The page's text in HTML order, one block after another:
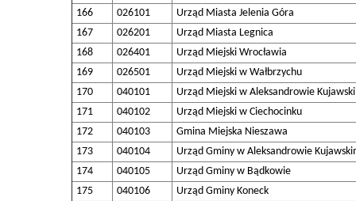
166
026101
Urząd Miasta Jelenia Góra
167
026201
Urząd Miasta Legnica
168
026401
Urząd Miejski Wrocławia
169
026501
Urząd Miejski w Wałbrzychu
170
040101
Urząd Miejski w Aleksandrowie
171
040102
Urząd Miejski w Ciechocinku
172
040103
Gmina Miejska Nieszawa
173
040104
Urząd Gminy w Aleksandrowie
174
040105
Urząd Gminy w Bądkowie
175
040106
Urząd Gminy Koneck